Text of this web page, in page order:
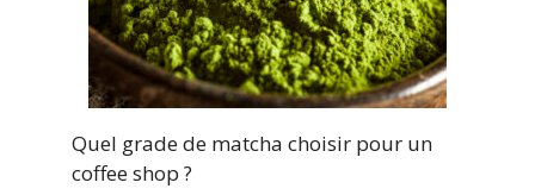
Quel grade de matcha choisir pour un
coffee shop ?